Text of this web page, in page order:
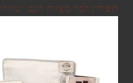
תפילין לבר מצווה דגם 'שחר'